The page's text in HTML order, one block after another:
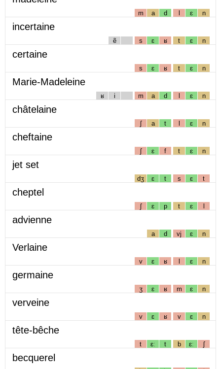
m a d l ɛ n
incertaine
ẽ s ɛ ʁ t ɛ n
certaine
s ɛ ʁ t ɛ n
Marie-Madeleine
ʁ i m a d l ɛ n
châtelaine
ʃ a t l ɛ n
cheftaine
ʃ ɛ f t ɛ n
jet set
dʒ ɛ t s ɛ t
cheptel
ʃ ɛ p t ɛ l
advienne
a d vj ɛ n
Verlaine
v ɛ ʁ l ɛ n
germaine
ʒ ɛ ʁ m ɛ n
verveine
v ɛ ʁ v ɛ n
tête-bêche
t ɛː t b ɛː ʃ
becquerel